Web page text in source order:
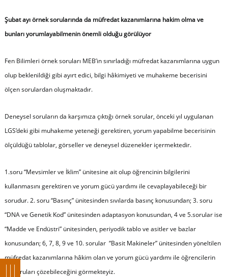
Şubat ayı örnek sorularında da müfredat kazanımlarına hakim olma ve
bunları yorumlayabilmenin önemli olduğu görülüyor
Fen Bilimleri örnek soruları MEB’in sınırladığı müfredat kazanımlarına uygun
olup beklenildiği gibi ayırt edici, bilgi hâkimiyeti ve muhakeme becerisini
ölçen sorulardan oluşmaktadır.
Deneysel soruların da karşımıza çıktığı örnek sorular, önceki yıl uygulanan
LGS’deki gibi muhakeme yeteneği gerektiren, yorum yapabilme becerisinin
ölçüldüğü tablolar, görseller ve deneysel düzenekler içermektedir.
1.soru “Mevsimler ve İklim” ünitesine ait olup öğrencinin bilgilerini
kullanmasını gerektiren ve yorum gücü yardımı ile cevaplayabileceği bir
sorudur. 2. soru “Basınç” ünitesinden sıvılarda basınç konusundan; 3. soru
“DNA ve Genetik Kod” ünitesinden adaptasyon konusundan, 4 ve 5.sorular ise
“Madde ve Endüstri” ünitesinden, periyodik tablo ve asitler ve bazlar
konusundan; 6, 7, 8, 9 ve 10. sorular “Basit Makineler” ünitesinden yöneltilen
müfredat kazanımlarına hâkim olan ve yorum gücü yardımı ile öğrencilerin
bu soruları çözebileceğini görmekteyiz.